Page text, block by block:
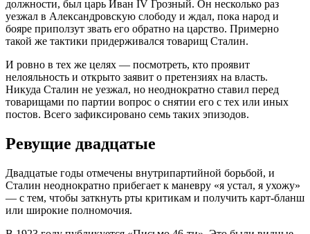
должности, был царь Иван IV Грозный. Он несколько раз
уезжал в Александровскую слободу и ждал, пока народ и
бояре приползут звать его обратно на царство. Примерно
такой же тактики придерживался товарищ Сталин.
И ровно в тех же целях — посмотреть, кто проявит
нелояльность и открыто заявит о претензиях на власть.
Никуда Сталин не уезжал, но неоднократно ставил перед
товарищами по партии вопрос о снятии его с тех или иных
постов. Всего зафиксировано семь таких эпизодов.
Ревущие двадцатые
Двадцатые годы отмечены внутрипартийной борьбой, и
Сталин неоднократно прибегает к маневру «я устал, я ухожу»
— с тем, чтобы заткнуть рты критикам и получить карт-бланш
или широкие полномочия.